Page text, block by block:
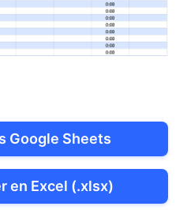
Google Sheets
en Excel (.xlsx)